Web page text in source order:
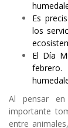
Es
los
El Día
Al pensar en
importante
entre